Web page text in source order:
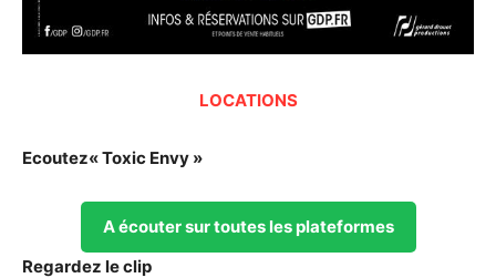
LOCATIONS
Ecoutez« Toxic Envy »
A écouter sur toutes les plateformes
Regardez le clip